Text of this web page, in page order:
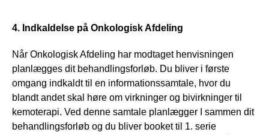
4. Indkaldelse på Onkologisk Afdeling
Når Onkologisk Afdeling har modtaget henvisningen
planlægges dit behandlingsforløb. Du bliver i første
omgang indkaldt til en informationssamtale, hvor du
blandt andet skal høre om virkninger og bivirkninger til
kemoterapi. Ved denne samtale planlægger I sammen dit
behandlingsforløb og du bliver booket til 1. serie